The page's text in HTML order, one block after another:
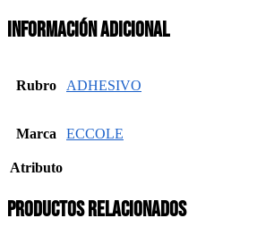
Información adicional
Rubro ADHESIVO
Marca ECCOLE
Atributo
Productos relacionados